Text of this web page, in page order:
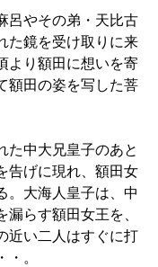
呂やその弟・天比古
た鏡を受け取りに来
より額田に想いを寄
額田の姿を写した菩
た中大兄皇子のあと
告げに現れ、額田女
。大海人皇子は、中
らす額田女王を、
近い二人はすぐに打
。